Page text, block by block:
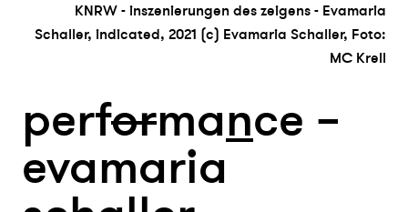
KNRW - inszenierungen des zeigens - Evamaria
Schaller, indicated, 2021 (c) Evamaria Schaller, Foto:
MC Krell
performance –
evamaria